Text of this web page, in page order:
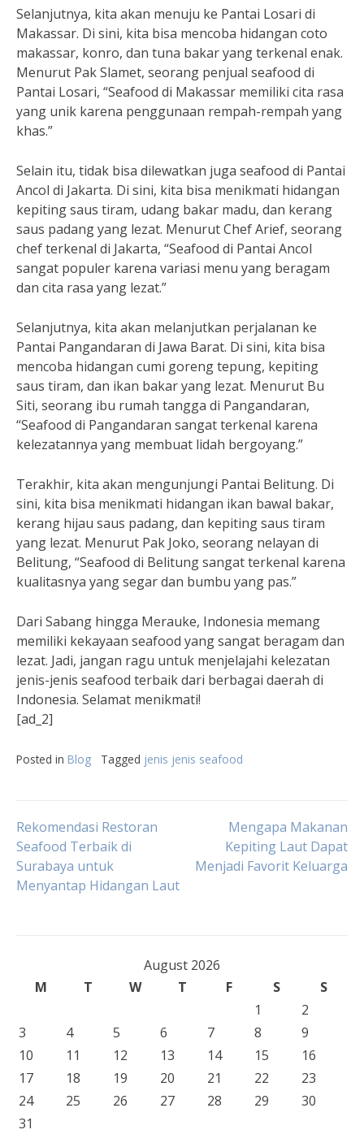
Selanjutnya, kita akan menuju ke Pantai Losari di
Makassar. Di sini, kita bisa mencoba hidangan coto
makassar, konro, dan tuna bakar yang terkenal enak.
Menurut Pak Slamet, seorang penjual seafood di
Pantai Losari, “Seafood di Makassar memiliki cita rasa
yang unik karena penggunaan rempah-rempah yang
khas.”
Selain itu, tidak bisa dilewatkan juga seafood di Pantai
Ancol di Jakarta. Di sini, kita bisa menikmati hidangan
kepiting saus tiram, udang bakar madu, dan kerang
saus padang yang lezat. Menurut Chef Arief, seorang
chef terkenal di Jakarta, “Seafood di Pantai Ancol
sangat populer karena variasi menu yang beragam
dan cita rasa yang lezat.”
Selanjutnya, kita akan melanjutkan perjalanan ke
Pantai Pangandaran di Jawa Barat. Di sini, kita bisa
mencoba hidangan cumi goreng tepung, kepiting
saus tiram, dan ikan bakar yang lezat. Menurut Bu
Siti, seorang ibu rumah tangga di Pangandaran,
“Seafood di Pangandaran sangat terkenal karena
kelezatannya yang membuat lidah bergoyang.”
Terakhir, kita akan mengunjungi Pantai Belitung. Di
sini, kita bisa menikmati hidangan ikan bawal bakar,
kerang hijau saus padang, dan kepiting saus tiram
yang lezat. Menurut Pak Joko, seorang nelayan di
Belitung, “Seafood di Belitung sangat terkenal karena
kualitasnya yang segar dan bumbu yang pas.”
Dari Sabang hingga Merauke, Indonesia memang
memiliki kekayaan seafood yang sangat beragam dan
lezat. Jadi, jangan ragu untuk menjelajahi kelezatan
jenis-jenis seafood terbaik dari berbagai daerah di
Indonesia. Selamat menikmati!
[ad_2]
Posted in Blog Tagged jenis jenis seafood
Post
navigation
Rekomendasi Restoran
Seafood Terbaik di
Surabaya untuk
Menyantap Hidangan Laut
Mengapa Makanan
Kepiting Laut Dapat
Menjadi Favorit Keluarga
August 2026
M
T W T F S
S
1
2
3
4 5 6 7 8
9
10
11 12 13 14 15
16
17
18 19 20 21 22
23
24
25 26 27 28 29
30
31